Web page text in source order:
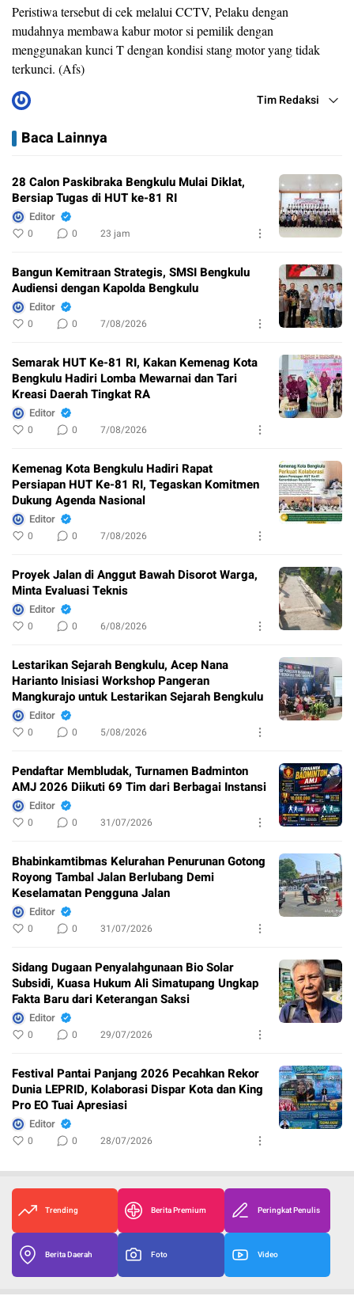
Peristiwa tersebut di cek melalui CCTV, Pelaku dengan
mudahnya membawa kabur motor si pemilik dengan
menggunakan kunci T dengan kondisi stang motor yang tidak
terkunci. (Afs)
Tim Redaksi
Baca Lainnya
28 Calon Paskibraka Bengkulu Mulai Diklat,
Bersiap Tugas di HUT ke-81 RI
Editor
0 0 23 jam
Bangun Kemitraan Strategis, SMSI Bengkulu
Audiensi dengan Kapolda Bengkulu
Editor
0 0 7/08/2026
Semarak HUT Ke-81 RI, Kakan Kemenag Kota
Bengkulu Hadiri Lomba Mewarnai dan Tari
Kreasi Daerah Tingkat RA
Editor
0 0 7/08/2026
Kemenag Kota Bengkulu Hadiri Rapat
Persiapan HUT Ke-81 RI, Tegaskan Komitmen
Dukung Agenda Nasional
Editor
0 0 7/08/2026
Proyek Jalan di Anggut Bawah Disorot Warga,
Minta Evaluasi Teknis
Editor
0 0 6/08/2026
Lestarikan Sejarah Bengkulu, Acep Nana
Harianto Inisiasi Workshop Pangeran
Mangkurajo untuk Lestarikan Sejarah Bengkulu
Editor
0 0 5/08/2026
Pendaftar Membludak, Turnamen Badminton
AMJ 2026 Diikuti 69 Tim dari Berbagai Instansi
Editor
0 0 31/07/2026
Bhabinkamtibmas Kelurahan Penurunan Gotong
Royong Tambal Jalan Berlubang Demi
Keselamatan Pengguna Jalan
Editor
0 0 31/07/2026
Sidang Dugaan Penyalahgunaan Bio Solar
Subsidi, Kuasa Hukum Ali Simatupang Ungkap
Fakta Baru dari Keterangan Saksi
Editor
0 0 29/07/2026
Festival Pantai Panjang 2026 Pecahkan Rekor
Dunia LEPRID, Kolaborasi Dispar Kota dan King
Pro EO Tuai Apresiasi
Editor
0 0 28/07/2026
Trending Berita Premium Peringkat Penulis
Berita Daerah Foto Video